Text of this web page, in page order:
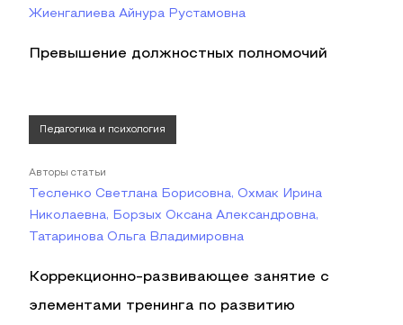
Жиенгалиева Айнура Рустамовна
Превышение должностных полномочий
Педагогика и психология
Авторы статьи
Тесленко Светлана Борисовна, Охмак Ирина
Николаевна, Борзых Оксана Александровна,
Татаринова Ольга Владимировна
Коррекционно-развивающее занятие с
элементами тренинга по развитию